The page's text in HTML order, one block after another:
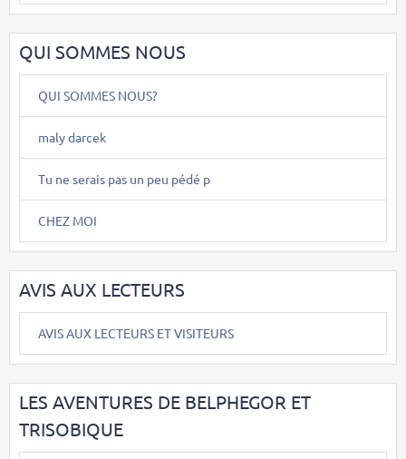
QUI SOMMES NOUS
QUI SOMMES NOUS?
maly darcek
Tu ne serais pas un peu pédé p
CHEZ MOI
AVIS AUX LECTEURS
AVIS AUX LECTEURS ET VISITEURS
LES AVENTURES DE BELPHEGOR ET
TRISOBIQUE